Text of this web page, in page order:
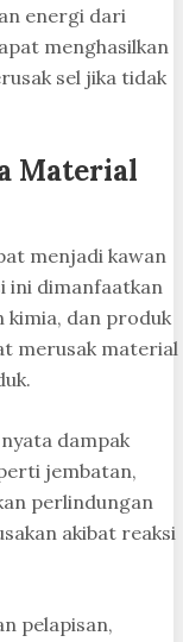
energi dari
menghasilkan
sel jika tidak
Material
menjadi kawan
ini dimanfaatkan
kimia, dan produk
merusak material
dampak
jembatan,
perlindungan
akibat reaksi
pelapisan,